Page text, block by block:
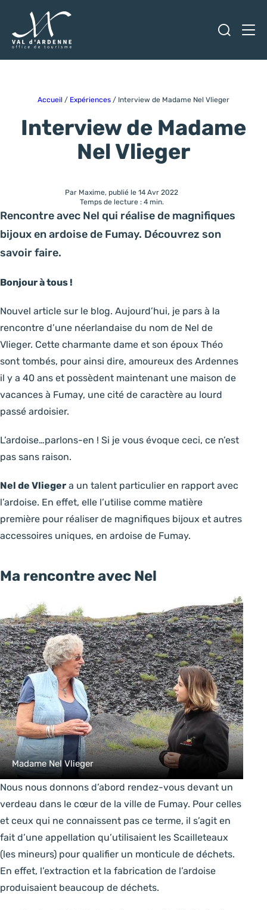
Accueil / Expériences / Interview de Madame Nel Vlieger
Interview de Madame
Nel Vlieger
Par Maxime, publié le 14 Avr 2022
Temps de lecture : 4 min.
Rencontre avec Nel qui réalise de magnifiques
bijoux en ardoise de Fumay. Découvrez son
savoir faire.
Bonjour à tous !
Nouvel article sur le blog. Aujourd’hui, je pars à la
rencontre d’une néerlandaise du nom de Nel de
Vlieger. Cette charmante dame et son époux Théo
sont tombés, pour ainsi dire, amoureux des Ardennes
il y a 40 ans et possèdent maintenant une maison de
vacances à Fumay, une cité de caractère au lourd
passé ardoisier.
L’ardoise…parlons-en ! Si je vous évoque ceci, ce n’est
pas sans raison.
Nel de Vlieger a un talent particulier en rapport avec
l’ardoise. En effet, elle l’utilise comme matière
première pour réaliser de magnifiques bijoux et autres
accessoires uniques, en ardoise de Fumay.
Ma rencontre avec Nel
Madame Nel Vlieger
Nous nous donnons d’abord rendez-vous devant un
verdeau dans le cœur de la ville de Fumay. Pour celles
et ceux qui ne connaissent pas ce terme, il s’agit en
fait d’une appellation qu’utilisaient les Scailleteaux
(les mineurs) pour qualifier un monticule de déchets.
En effet, l’extraction et la fabrication de l’ardoise
produisaient beaucoup de déchets.